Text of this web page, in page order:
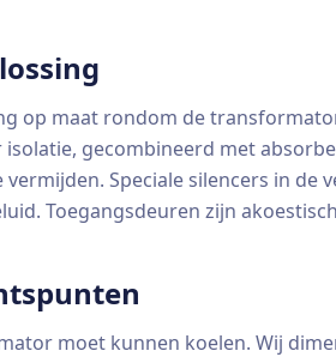
op maat rondom de
isolatie, gecombineerd met
vermijden. Speciale silencers in
Toegangsdeuren zijn
moet kunnen koelen. Wij